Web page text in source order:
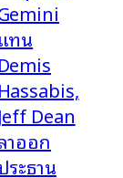
ทน
Dean
าออก
ระธาน